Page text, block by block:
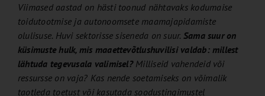
Viimased aastad on hästi toonud nähtavaks kodumaise
toidutootmise ja autonoomsete maamajapidamiste
olulisuse. Huvi sektorisse siseneda on suur. Sama suur on
küsimuste hulk, mis maaettevõtlushuvilisi valdab: millest
lähtuda tegevusala valimisel?Milliseid vahendeid või
ressursse on vaja? Kas nende soetamiseks on võimalik
taotleda toetust või kasutada soodustingimustel